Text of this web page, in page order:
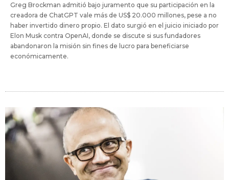
Greg Brockman admitió bajo juramento que su participación en la
creadora de ChatGPT vale más de US$ 20.000 millones, pese a no
haber invertido dinero propio. El dato surgió en el juicio iniciado por
Elon Musk contra OpenAI, donde se discute si sus fundadores
abandonaron la misión sin fines de lucro para beneficiarse
económicamente.